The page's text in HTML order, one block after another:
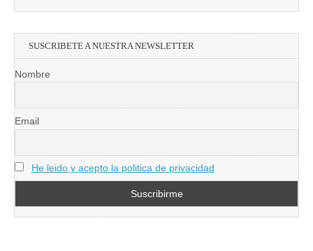
SUSCRIBETE A NUESTRA NEWSLETTER
Nombre
Email
He leido y acepto la politica de privacidad